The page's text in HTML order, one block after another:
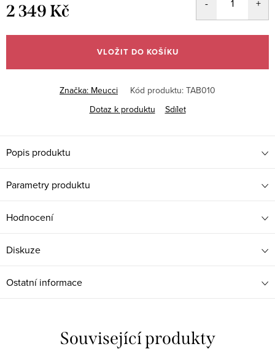
2 349 Kč
cena:
VLOŽIT DO KOŠÍKU
Značka: Meucci Kód produktu: TAB010
Dotaz k produktu
Sdílet
Popis produktu
Parametry produktu
Hodnocení
Diskuze
Ostatní informace
Související produkty